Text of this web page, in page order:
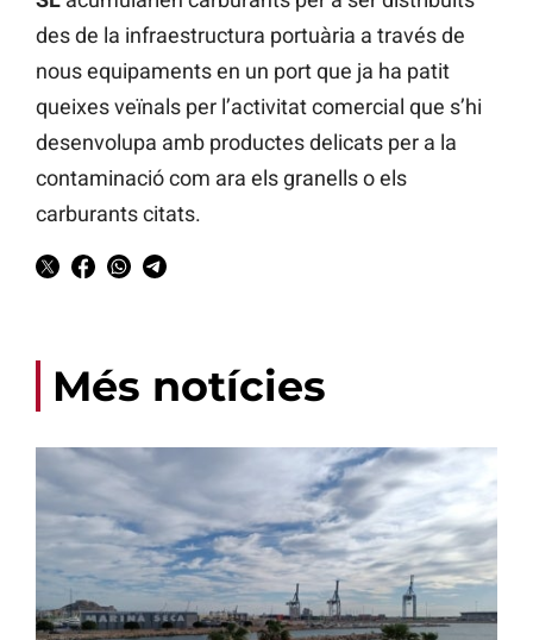
des de la infraestructura portuària a través de
nous equipaments en un port que ja ha patit
queixes veïnals per l’activitat comercial que s’hi
desenvolupa amb productes delicats per a la
contaminació com ara els granells o els
carburants citats.
Més notícies